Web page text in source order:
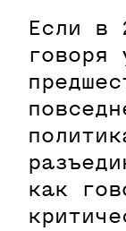
Если в
говоря
как